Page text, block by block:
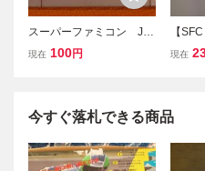
スーパーファミコン Jリ
ーグ エキサイトステー
現在 100円
【
コン】
現在
今すぐ落札できる商品